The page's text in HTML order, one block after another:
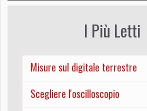
I Più Letti
Misure sul digitale terrestre
Scegliere l'oscilloscopio